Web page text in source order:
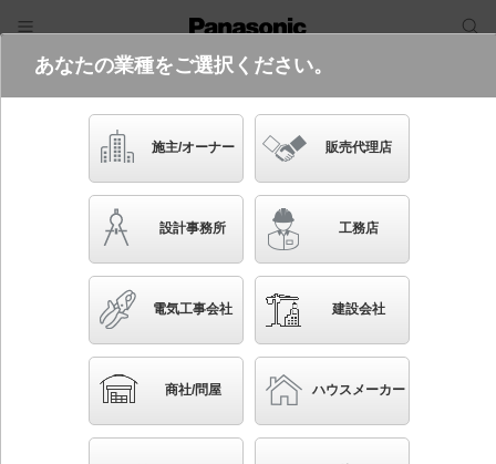
電気・建築設備（ビジネス）
フリーワード
品番・キーワード
かんたん照度計算
FA10318C LE1
(避難口用片面型・右向・表示板別売
り)
天井直付型・壁直付型・天井吊下型 LED 誘導灯 片
あなたの業種をご選択ください。
施主/オーナー 販売代理店
設計事務所 工務店
電気工事会社 建設会社
商社/問屋 ハウスメーカー